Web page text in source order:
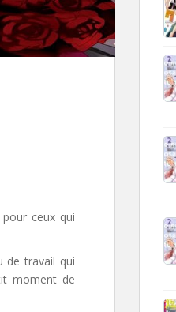
ceux qui
de travail qui
moment de